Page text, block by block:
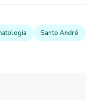
Santo André